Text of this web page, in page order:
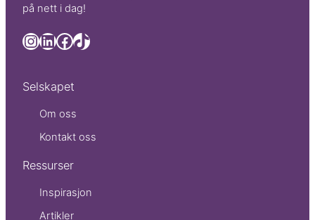
på nett i dag!
Lenke til Leii sin LinkedIn side Lenke til Leii sin LinkedIn side Lenke til Leii sin Facebook side TikTok
Selskapet
Om oss
Kontakt oss
Ressurser
Inspirasjon
Artikler